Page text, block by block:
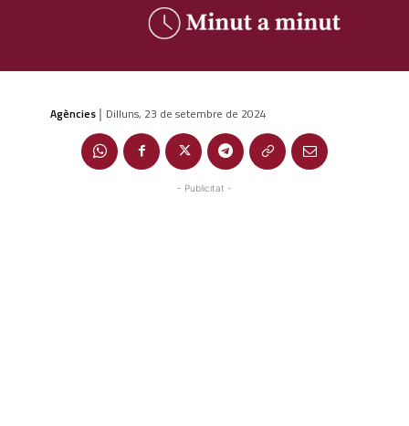
Agències | Dilluns, 23 de setembre de 2024
- Publicitat -